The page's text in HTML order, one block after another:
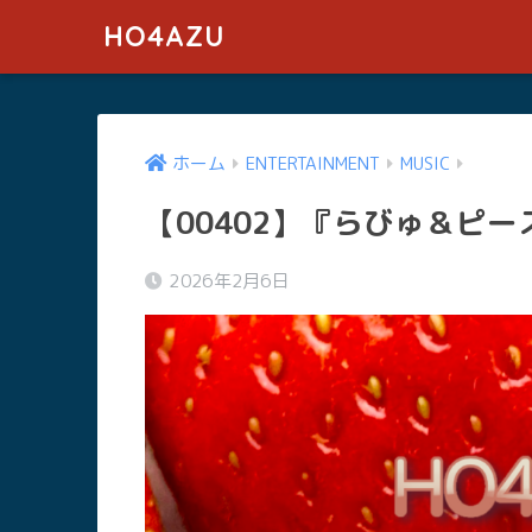
HO4AZU
ホーム ENTERTAINMENT MUSIC
【00402】『らびゅ＆ピー
2026年2月6日